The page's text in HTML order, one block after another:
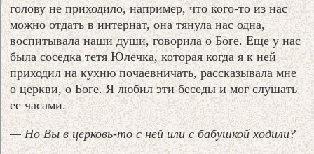
голову не приходило, например, что кого-то из нас
можно отдать в интернат, она тянула нас одна,
воспитывала наши души, говорила о Боге. Еще у нас
была соседка тетя Юлечка, которая когда я к ней
приходил на кухню почаевничать, рассказывала мне
о церкви, о Боге. Я любил эти беседы и мог слушать
ее часами.
— Но Вы в церковь-то с ней или с бабушкой ходили?